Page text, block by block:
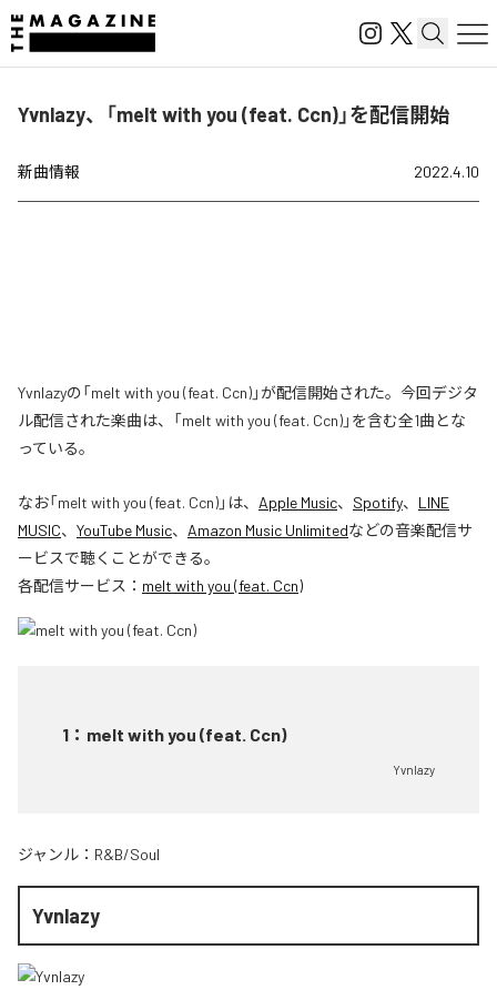
Yvnlazy、「melt with you (feat. Ccn)」を配信開始
新曲情報 2022.4.10
Yvnlazyの「melt with you (feat. Ccn)」が配信開始された。今回デジタ
ル配信された楽曲は、「melt with you (feat. Ccn)」を含む全1曲とな
っている。
なお「melt with you (feat. Ccn)」は、 Apple Music、 Spotify、 LINE
MUSIC、 YouTube Music、 Amazon Music Unlimitedなどの音楽配信サ
ービスで聴くことができる。
各配信サービス： melt with you (feat. Ccn)
1 ： melt with you (feat. Ccn)
Yvnlazy
ジャンル： R&B/Soul
Yvnlazy